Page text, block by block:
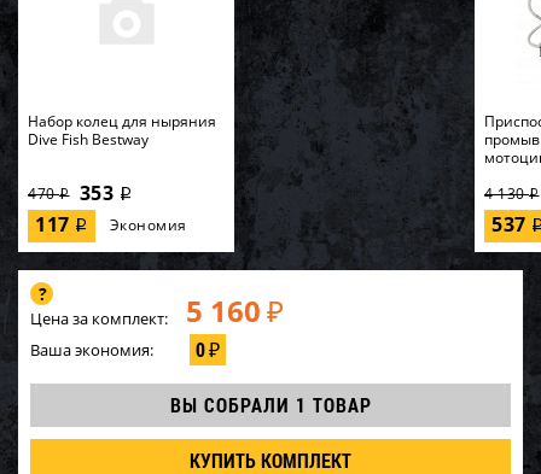
Набор колец для ныряния
Dive Fish Bestway
470i 353 i
117 i Экономия
4 130i
537
Цена за комплект: 5 160 ₽
Ваша экономия: 0₽
ВЫ СОБРАЛИ 1 ТОВАР
КУПИТЬ КОМПЛЕКТ